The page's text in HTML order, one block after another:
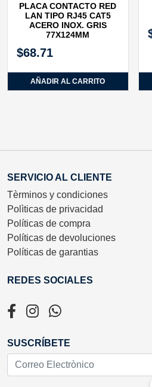
PLACA CONTACTO RED
LAN TIPO RJ45 CAT5
ACERO INOX. GRIS
77X124MM
$68.71
AÑADIR AL CARRITO
SERVICIO AL CLIENTE
Tèrminos y condiciones
Polìticas de privacidad
Políticas de compra
Políticas de devoluciones
Políticas de garantias
REDES SOCIALES
SUSCRÍBETE